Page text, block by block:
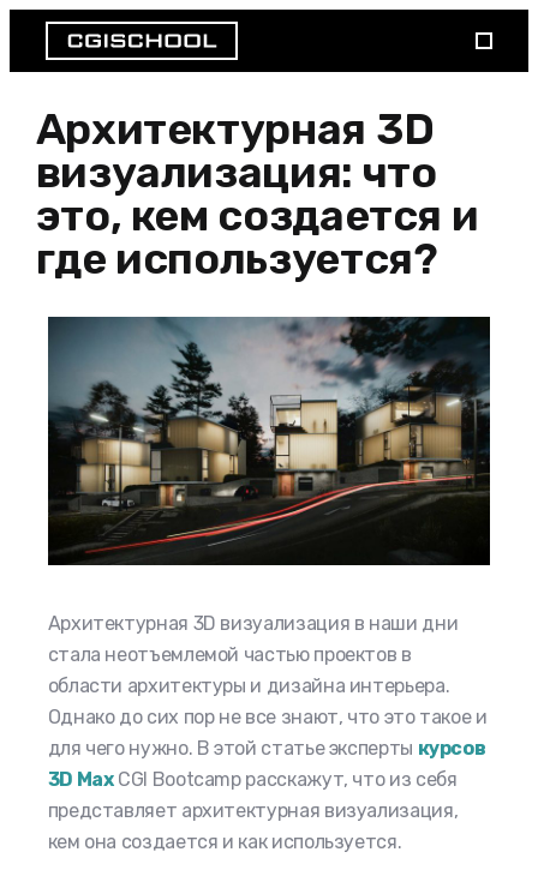
Архитектурная 3D
визуализация: что
это, кем создается и
где используется?
Архитектурная 3D визуализация в наши дни
стала неотъемлемой частью проектов в
области архитектуры и дизайна интерьера.
Однако до сих пор не все знают, что это такое и
для чего нужно. В этой статье эксперты курсов
3D MaxCGI Bootcamp расскажут, что из себя
представляет архитектурная визуализация,
кем она создается и как используется.